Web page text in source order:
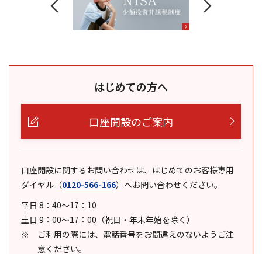
はじめての方へ
口座開設のご案内
口座開設に関するお問い合わせは、はじめてのお客様専用
ダイヤル （0120-566-166） へお問い合わせください。
平日 8：40～17：10
土日 9：00～17：00（祝日・年末年始を除く）
ご利用の際には、電話番号をお間違えのないようご注
意ください。